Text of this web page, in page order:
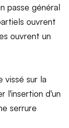
passe général
ouvrent
ouvrent un
vissé sur la
l'insertion d'un
serrure